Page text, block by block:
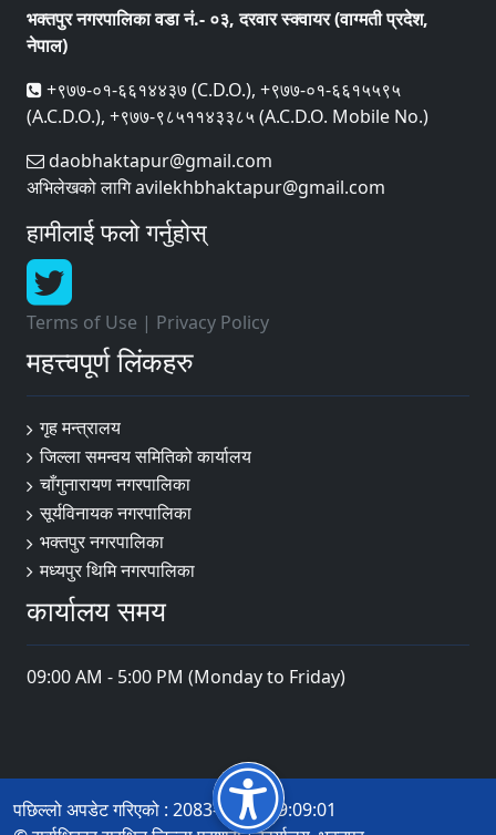
भक्तपुर नगरपालिका वडा नं.- ०३, दरवार स्क्वायर (वाग्मती प्रदेश,
नेपाल)
+९७७-०१-६६१४४३७ (C.D.O.), +९७७-०१-६६१५५९५
(A.C.D.O.), +९७७-९८५११४३३८५ (A.C.D.O. Mobile No.)
daobhaktapur@gmail.com
अभिलेखको लागि avilekhbhaktapur@gmail.com
हामीलाई फलो गर्नुहोस्
Terms of Use | Privacy Policy
महत्त्वपूर्ण लिंकहरु
गृह मन्त्रालय
जिल्ला समन्वय समितिको कार्यालय
चाँगुनारायण नगरपालिका
सूर्यविनायक नगरपालिका
भक्तपुर नगरपालिका
मध्यपुर थिमि नगरपालिका
कार्यालय समय
09:00 AM - 5:00 PM (Monday to Friday)
पछिल्लो अपडेट गरिएको : 2083-04-20 09:09:01